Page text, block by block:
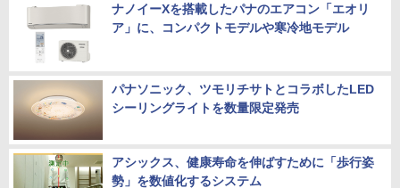
ナノイーXを搭載したパナのエアコン「エオリ
ア」に、コンパクトモデルや寒冷地モデル
パナソニック、ツモリチサトとコラボしたLED
シーリングライトを数量限定発売
アシックス、健康寿命を伸ばすために「歩行姿
勢」を数値化するシステム